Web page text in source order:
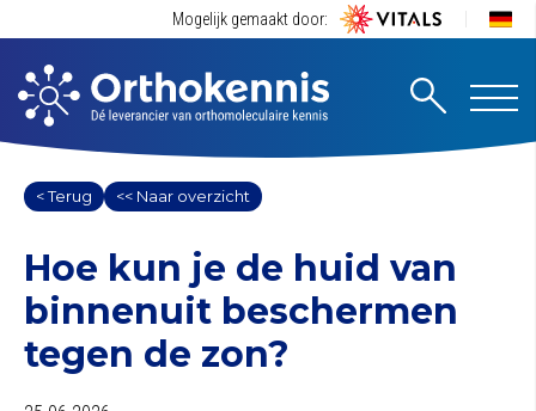
Mogelijk gemaakt door:
< Terug << Naar overzicht
Hoe kun je de huid van
binnenuit beschermen
tegen de zon?